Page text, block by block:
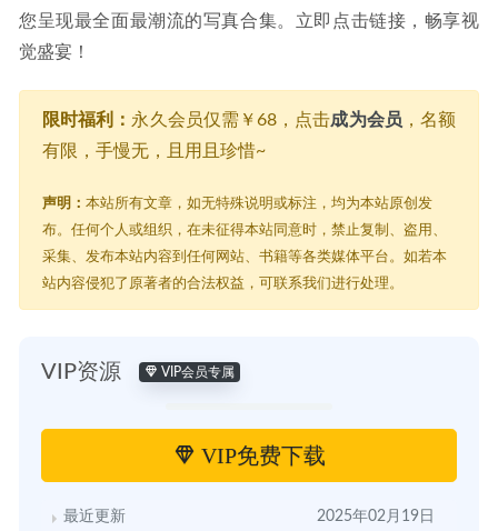
您呈现最全面最潮流的写真合集。立即点击链接，畅享视
觉盛宴！
限时福利： 永久会员仅需￥68，点击成为会员 ，名额
有限，手慢无，且用且珍惜~
声明： 本站所有文章，如无特殊说明或标注，均为本站原创发
布。任何个人或组织，在未征得本站同意时，禁止复制、盗用、
采集、发布本站内容到任何网站、书籍等各类媒体平台。如若本
站内容侵犯了原著者的合法权益，可联系我们进行处理。
VIP资源 VIP会员专属
VIP免费下载
最近更新 2025年02月19日